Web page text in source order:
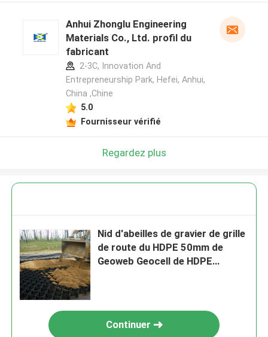
Anhui Zhonglu Engineering
Materials Co., Ltd. profil du
fabricant
2-3C, Innovation And
Entrepreneurship Park, Hefei, Anhui,
China ,Chine
5.0
Fournisseur vérifié
Regardez plus
Nid d'abeilles de gravier de grille
de route du HDPE 50mm de
Geoweb Geocell de HDPE
Continuer